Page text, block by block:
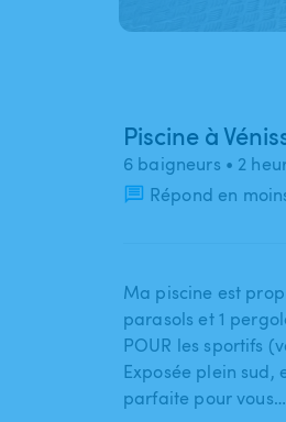
Piscine à
6 baigneurs • 2
Répond en
Ma piscine est
parasols et 1
POUR les sportifs
Exposée plein sud​​,​​
parfaite pour vous…